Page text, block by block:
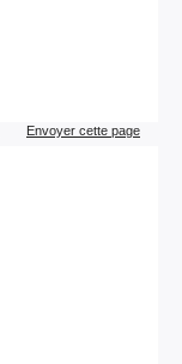
Envoyer cette page